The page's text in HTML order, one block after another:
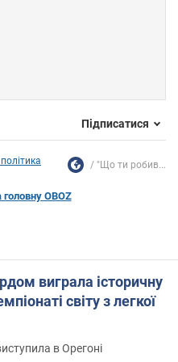
Підписатися
"Що ти робив...
OBOZ
виграла історичну
світу з легкої
в Орегоні